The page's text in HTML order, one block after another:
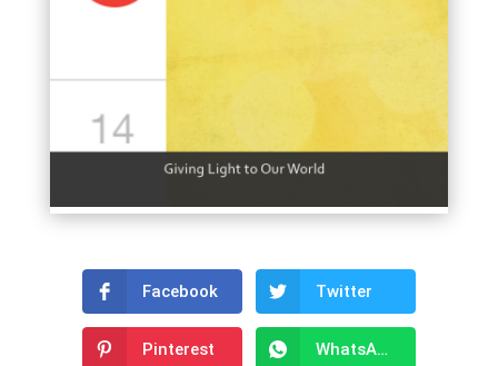
Facebook Twitter
Pinterest WhatsApp